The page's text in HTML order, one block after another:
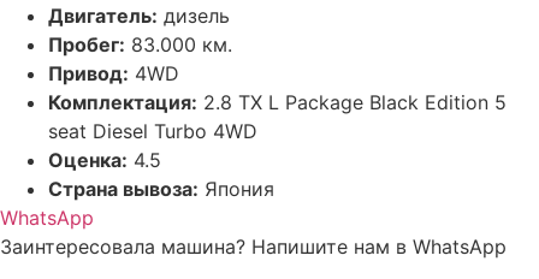
Двигатель: дизель
Пробег: 83.000 км.
Привод: 4WD
Комплектация: 2.8 TX L Package Black Edition 5
seat Diesel Turbo 4WD
Оценка: 4.5
Страна вывоза: Япония
WhatsApp
Заинтересовала машина? Напишите нам в WhatsApp